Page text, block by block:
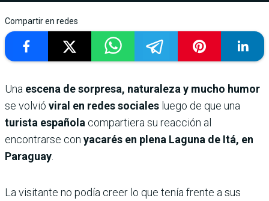
Compartir en redes
Una escena de sorpresa, naturaleza y mucho humor
se volvió viral en redes sociales luego de que una
turista española compartiera su reacción al
encontrarse con yacarés en plena Laguna de Itá, en
Paraguay
La visitante no podía creer lo que tenía frente a sus